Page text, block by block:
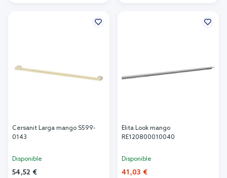
Cersanit Larga mango S599-
0143
Disponible
54,52 €
Elita Look mango
RE120800010040
Disponible
41,03 €